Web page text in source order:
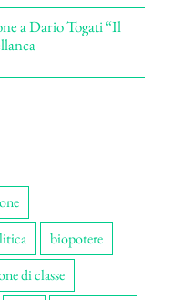
a Dario Togati “Il
biopotere
di classe